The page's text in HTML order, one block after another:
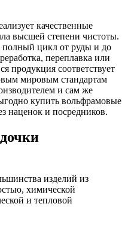
качественные
высшей степени чистоты.
полный цикл от руды и до
переплавка или
продукция соответствует
мировым стандартам
и сам же
купить вольфрамовые
наценок и посредников.
изделий из
химической
и тепловой